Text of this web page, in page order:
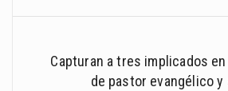
Capturan a tres implicados
de pastor evangélico y